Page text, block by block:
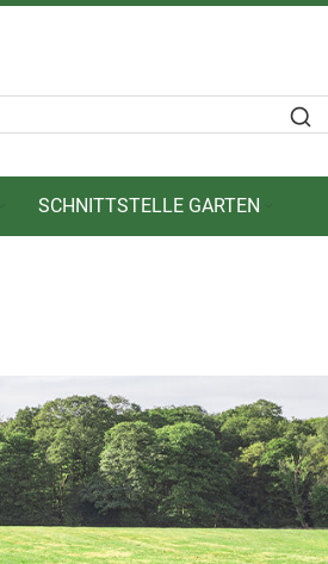
SCHNITTSTELLE GARTEN